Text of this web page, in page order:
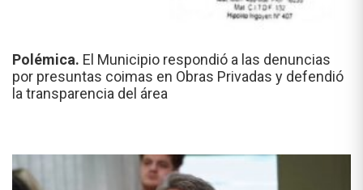
Polémica. El Municipio respondió a las denuncias
por presuntas coimas en Obras Privadas y defendió
la transparencia del área